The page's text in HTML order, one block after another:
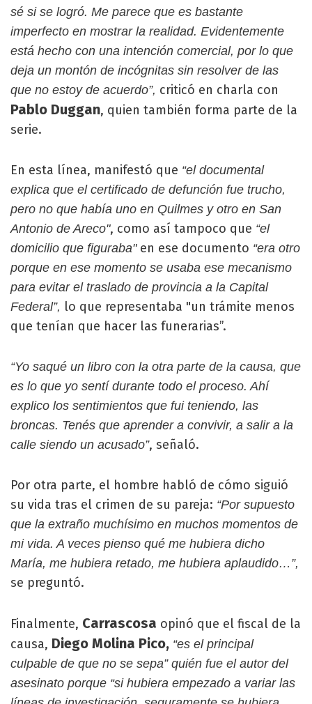
sé si se logró. Me parece que es bastante
imperfecto en mostrar la realidad. Evidentemente
está hecho con una intención comercial, por lo que
deja un montón de incógnitas sin resolver de las
que no estoy de acuerdo”, criticó en charla con
Pablo Duggan, quien también forma parte de la
serie.
En esta línea, manifestó que “el documental
explica que el certificado de defunción fue trucho,
pero no que había uno en Quilmes y otro en San
Antonio de Areco", como así tampoco que “el
domicilio que figuraba" en ese documento “era otro
porque en ese momento se usaba ese mecanismo
para evitar el traslado de provincia a la Capital
Federal”, lo que representaba "un trámite menos
que tenían que hacer las funerarias”.
“Yo saqué un libro con la otra parte de la causa, que
es lo que yo sentí durante todo el proceso. Ahí
explico los sentimientos que fui teniendo, las
broncas. Tenés que aprender a convivir, a salir a la
calle siendo un acusado”, señaló.
Por otra parte, el hombre habló de cómo siguió
su vida tras el crimen de su pareja: “Por supuesto
que la extraño muchísimo en muchos momentos de
mi vida. A veces pienso qué me hubiera dicho
María, me hubiera retado, me hubiera aplaudido…”,
se preguntó.
Finalmente, Carrascosa opinó que el fiscal de la
causa, Diego Molina Pico, “es el principal
culpable de que no se sepa” quién fue el autor del
asesinato porque “si hubiera empezado a variar las